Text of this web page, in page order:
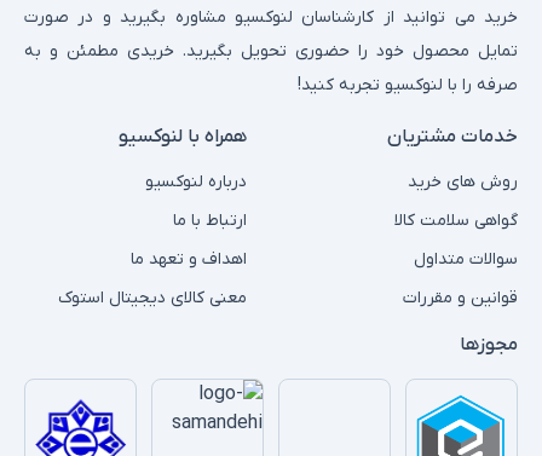
خرید می توانید از کارشناسان لنوکسیو مشاوره بگیرید و در صورت
تمایل محصول خود را حضوری تحویل بگیرید. خریدی مطمئن و به
صرفه را با لنوکسیو تجربه کنید!
خدمات مشتریان
روش های خرید
گواهی سلامت کالا
سوالات متداول
قوانین و مقررات
همراه با لنوکسیو
درباره لنوکسیو
ارتباط با ما
اهداف و تعهد ما
معنی کالای دیجیتال استوک
مجوزها